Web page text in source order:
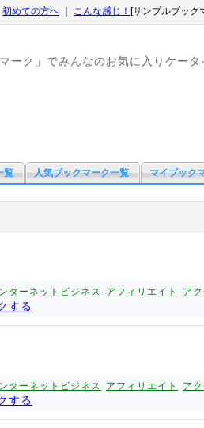
初めての方へ こんな感じ！ [サンプルブック
ーク」でみんなのお気に入りケータ
覧 人気ブックマーク一覧 マイブック
ターネットビジネス アフィリエイト ア
する
ターネットビジネス アフィリエイト ア
する